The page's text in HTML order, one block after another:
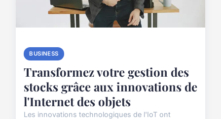
BUSINESS
Transformez votre gestion des
stocks grâce aux innovations de
l'Internet des objets
Les innovations technologiques de l'IoT ont